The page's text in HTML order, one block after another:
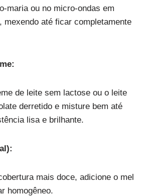
maria ou no micro-ondas em
mexendo até ficar completamente
de leite sem lactose ou o leite
derretido e misture bem até
lisa e brilhante.
mais doce, adicione o mel
homogêneo.